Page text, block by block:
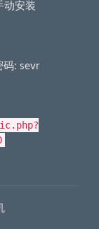
动安装
码: sevr